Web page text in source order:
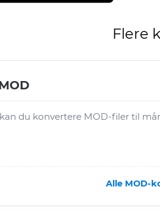
Flere
du konvertere MOD-filer til
Alle MOD-